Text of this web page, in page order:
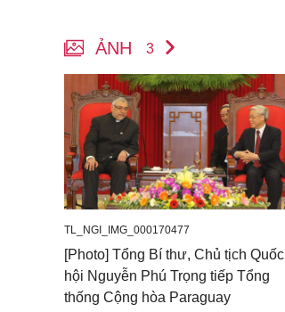
ẢNH 3
TL_NGI_IMG_000170477
[Photo] Tổng Bí thư, Chủ tịch Quốc
hội Nguyễn Phú Trọng tiếp Tổng
thống Cộng hòa Paraguay